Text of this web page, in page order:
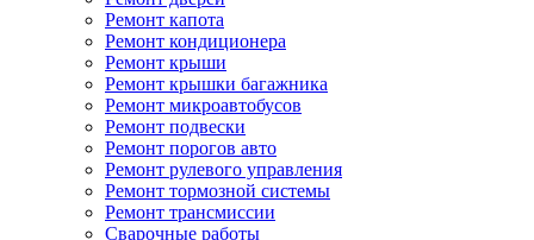
Ремонт капота
Ремонт кондиционера
Ремонт крыши
Ремонт крышки багажника
Ремонт микроавтобусов
Ремонт подвески
Ремонт порогов авто
Ремонт рулевого управления
Ремонт тормозной системы
Ремонт трансмиссии
Сварочные работы